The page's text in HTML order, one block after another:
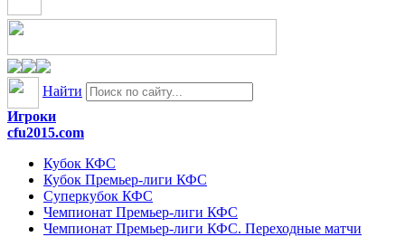
Найти
Игроки
cfu2015.com
Кубок КФС
Кубок Премьер-лиги КФС
Суперкубок КФС
Чемпионат Премьер-лиги КФС
Чемпионат Премьер-лиги КФС. Переходные матчи